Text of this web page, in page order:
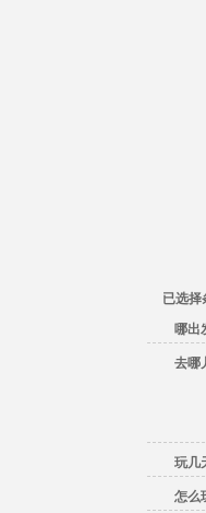
已选择
哪出
去哪
玩几
怎么